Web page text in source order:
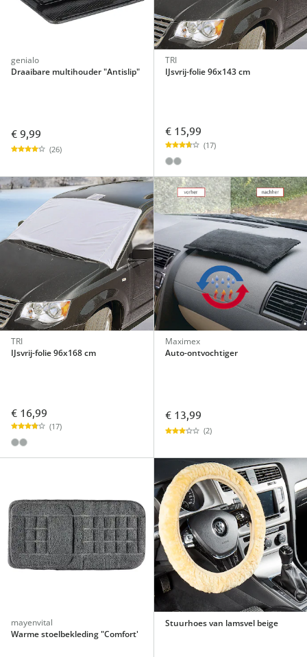
genialo
Draaibare multihouder "Antislip"
€ 9,99
(26)
TRI
IJsvrij-folie 96x143 cm
€ 15,99
(17)
TRI
IJsvrij-folie 96x168 cm
€ 16,99
(17)
Maximex
Auto-ontvochtiger
€ 13,99
(2)
mayenvital
Warme stoelbekleding "Comfort'
Stuurhoes van lamsvel beige